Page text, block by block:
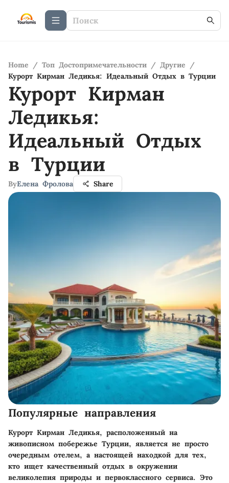
Home / Топ Достопримечательности / Другие
/
Курорт Кирман Ледикья: Идеальный Отдых в Турции
Курорт Кирман
Ледикья:
Идеальный Отдых
в Турции
ByЕлена Фролова Share
Популярные направления
Курорт Кирман Ледикья, расположенный на
живописном побережье Турции, является не просто
очередным отелем, а настоящей находкой для тех,
кто ищет качественный отдых в окружении
великолепия природы и первоклассного сервиса. Это